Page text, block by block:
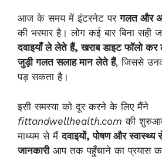
आज के समय में इंटरनेट परगलत और
की भरमार है। लोग कई बार बिना सही
दवाइयाँ ले लेते हैं, खराब डाइट फॉलो कर
जुड़ी गलत सलाह मान लेते हैं, जिससे
पड़ सकता है।
इसी समस्या को दूर करने के लिए मैंने
fittandwellhealth.com की
माध्यम से मैंदवाइयों, पोषण और स्वास्थ्य
जानकारीआप तक पहुँचाने का प्रयास